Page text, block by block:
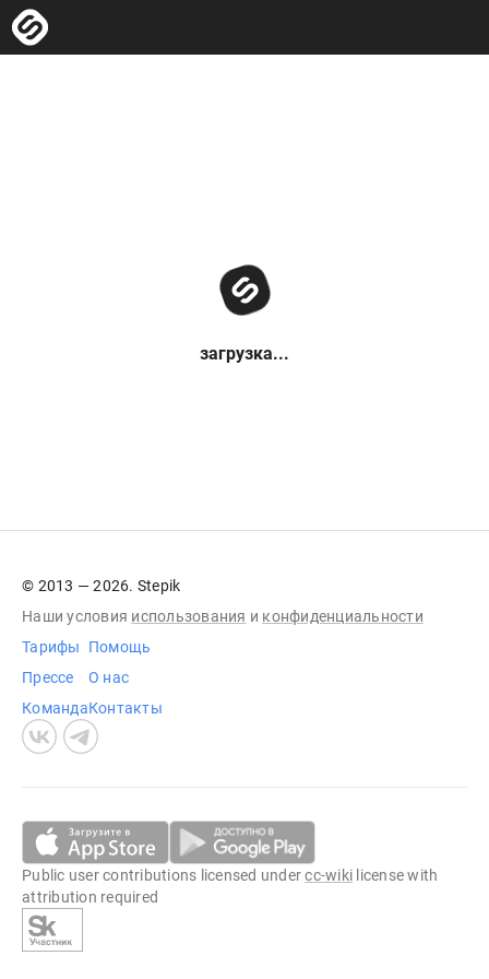
загрузка...
© 2013 — 2026. Stepik
Наши условия использования и конфиденциальности
Тарифы
Прессе
Команда
Помощь
О нас
Контакты
Public user contributions licensed undercc-wiki license with
attribution required